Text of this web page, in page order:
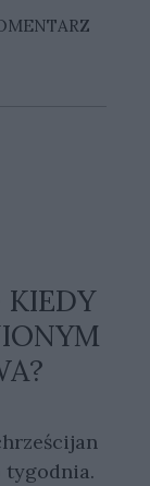
KIEDY
tygodnia.